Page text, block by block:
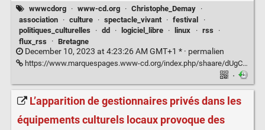
wwwcdorg · www-cd.org · Christophe_Demay ·
association
· culture · spectacle_vivant · festival
·
politiques_culturelles
· dd · logiciel_libre · linux · rss
·
flux_rss
· Bretagne
December 10, 2023 at 4:23:26 AM GMT+1 * · permalien
https://www.marquespages.www-cd.org/index.php/shaare/dUgCxQ
·
L’apparition de gestionnaires privés dans les
équipements culturels locaux provoque des